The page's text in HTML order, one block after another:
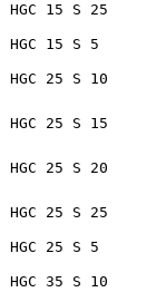
HGC 15 S 25
HGC 15 S 5
HGC 25 S 10
HGC 25 S 15
HGC 25 S 20
HGC 25 S 25
HGC 25 S 5
HGC 35 S 10